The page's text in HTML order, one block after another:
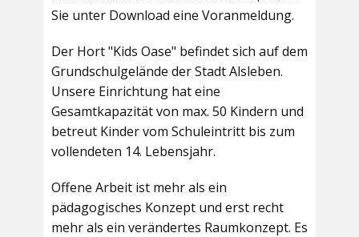
Sie unter Download eine Voranmeldung.
Der Hort "Kids Oase" befindet sich auf dem
Grundschulgelände der Stadt Alsleben.
Unsere Einrichtung hat eine
Gesamtkapazität von max. 50 Kindern und
betreut Kinder vom Schuleintritt bis zum
vollendeten 14. Lebensjahr.
Offene Arbeit ist mehr als ein
pädagogisches Konzept und erst recht
mehr als ein verändertes Raumkonzept. Es